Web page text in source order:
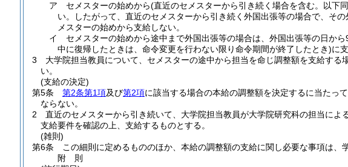
ア セメスターの始めから(直近のセメスターから引き続く場合を含む。以下
い。したがって、直近のセメスターから引き続く外国出張等の場合で、そ
メスターの始めから支給しない。
イ セメスターの始めから途中まで外国出張等の場合は、外国出張等の日か
中に復帰したときは、命令変更を行わない限り命令期間が終了したとき)に
3
大学院担当教員について、セメスターの途中から担当を命じ調整額を支給する場
い。
(支給の決定)
第5条
第2条第1項及び第2項に該当する場合の本給の調整額を決定するに当たっ
ならない。
2
直近のセメスターから引き続いて、大学院担当教員が大学院研究科の担当に
支給要件を確認の上、支給するものとする。
(雑則)
第6条
この細則に定めるもののほか、本給の調整額の支給に関し必要な事項は、
附 則